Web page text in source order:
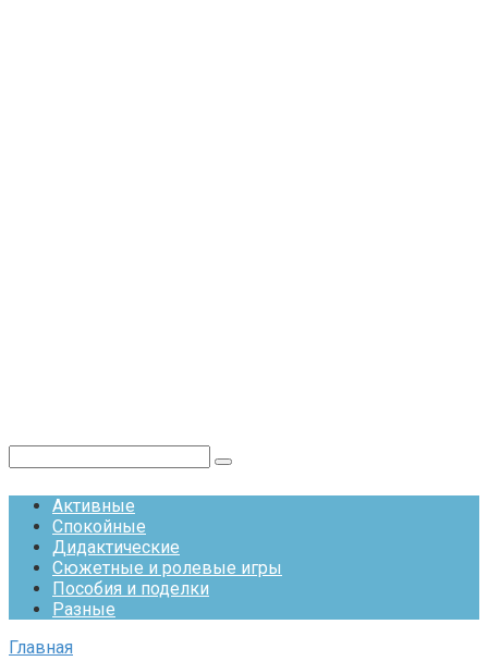
Активные
Спокойные
Дидактические
Сюжетные и ролевые игры
Пособия и поделки
Разные
Главная